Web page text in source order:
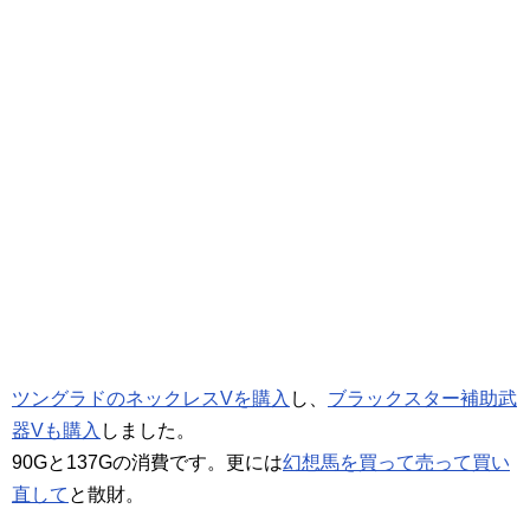
ツングラドのネックレスVを購入 し、 ブラックスター補助武
器Vも購入 しました。
90Gと137Gの消費です。更には幻想馬を買って売って買い
直して と散財。